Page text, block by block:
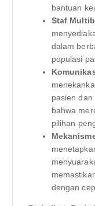
bantuan
Staf
dalam
populasi
pasien
bahwa
pilihan
dengan